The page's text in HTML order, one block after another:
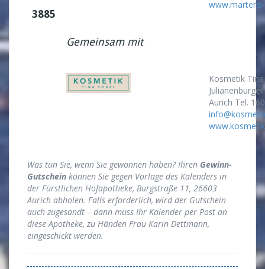
3885
Gemeinsam mit
Kosmetik
Aurich Tel.
Was tun Sie, wenn Sie gewonnen haben? Ihren Gewinn-
Gutschein können Sie gegen Vorlage des Kalenders in
der Fürstlichen Hofapotheke, Burgstraße 11, 26603
Aurich abholen. Falls erforderlich, wird der Gutschein
auch zugesandt – dann muss Ihr Kalender per Post an
diese Apotheke, zu Händen Frau Karin Dettmann,
eingeschickt werden.